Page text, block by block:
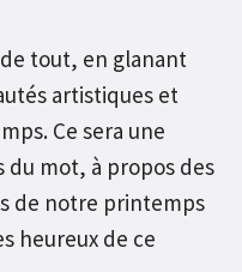
tout, en glanant
artistiques et
Ce sera une
du mot, à propos des
de notre printemps
heureux de ce